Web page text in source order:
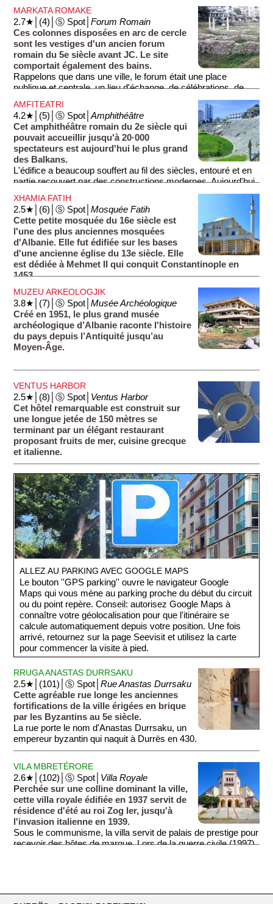
MARKATA ROMAKE
2.7★│(4)│Ⓢ Spot│Forum Romain
Ces colonnes disposées en arc de cercle
sont les vestiges d'un ancien forum
romain du 5e siècle avant JC. Le site
comportait également des bains.
Rappelons que dans une ville, le forum était une place
publique et centrale, un lieu d'échange, de célébrations, de
détente et de commerce.
AMFITEATRI
4.2★│(5)│Ⓢ Spot│Amphithéâtre
Cet amphithéâtre romain du 2e siècle qui
pouvait accueillir jusqu'à 20·000
spectateurs est aujourd'hui le plus grand
des Balkans.
L'édifice a beaucoup souffert au fil des siècles, entouré et en
partie recouvert par des constructions modernes. Aujourd'hui,
il accueille parfois des spectacles.
XHAMIA FATIH
2.5★│(6)│Ⓢ Spot│Mosquée Fatih
Cette petite mosquée du 16e siècle est
l'une des plus anciennes mosquées
d'Albanie. Elle fut édifiée sur les bases
d'une ancienne église du 13e siècle. Elle
est dédiée à Mehmet II qui conquit Constantinople en
1453.
MUZEU ARKEOLOGJIK
3.8★│(7)│Ⓢ Spot│Musée Archéologique
Créé en 1951, le plus grand musée
archéologique d’Albanie raconte l'histoire
du pays depuis l’Antiquité jusqu’au
Moyen-Âge.
VENTUS HARBOR
2.5★│(8)│Ⓢ Spot│ Ventus Harbor
Cet hôtel remarquable est construit sur
une longue jetée de 150 mètres se
terminant par un élégant restaurant
proposant fruits de mer, cuisine grecque
et italienne.
ALLEZ AU PARKING AVEC GOOGLE MAPS
Le bouton ''GPS parking'' ouvre le navigateur Google
Maps qui vous mène au parking proche du début du circuit
ou du point repère. Conseil: autorisez Google Maps à
connaître votre géolocalisation pour que l'itinéraire se
calcule automatiquement depuis votre position. Une fois
arrivé, retournez sur la page Seevisit et utilisez la carte
pour commencer la visite à pied.
RRUGA ANASTAS DURRSAKU
2.5★│(101)│Ⓢ Spot│Rue Anastas Durrsaku
Cette agréable rue longe les anciennes
fortifications de la ville érigées en brique
par les Byzantins au 5e siècle.
La rue porte le nom d'Anastas Durrsaku, un
empereur byzantin qui naquit à Durrës en 430.
VILA MBRETÉRORE
2.6★│(102)│Ⓢ Spot│ Villa Royale
Perchée sur une colline dominant la ville,
cette villa royale édifiée en 1937 servit de
résidence d'été au roi Zog Ier, jusqu'à
l'invasion italienne en 1939.
Sous le communisme, la villa servit de palais de prestige pour
recevoir des hôtes de marque. Lors de la guerre civile (1997),